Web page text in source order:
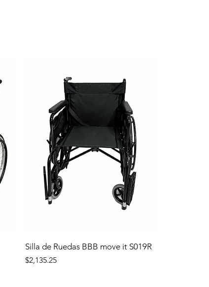
Silla de Ruedas BBB move it S019R
Precio
$2,135.25